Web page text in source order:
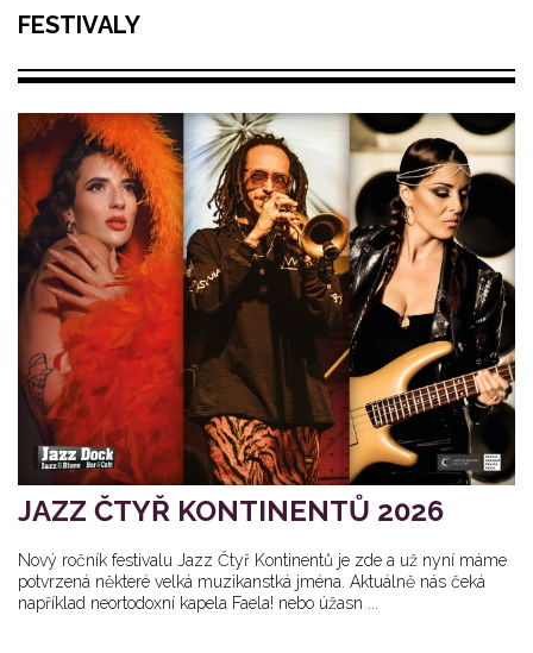
FESTIVALY
JAZZ ČTYŘ KONTINENTŮ 2026
Nový ročník festivalu Jazz Čtyř Kontinentů je zde a už nyní máme
potvrzená některé velká muzikanstká jména. Aktuálně nás čeká
například neortodoxní kapela Faela! nebo úžasn ...